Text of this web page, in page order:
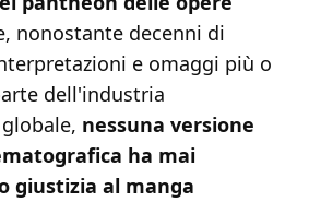
nonostante decenni di
e omaggi più o
dell'industria
nessuna versione
ha mai
giustizia al manga